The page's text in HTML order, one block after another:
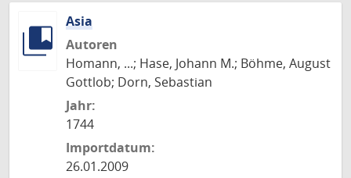
Asia
Autoren
Homann, ...; Hase, Johann M.; Böhme, August
Gottlob; Dorn, Sebastian
Jahr:
1744
Importdatum:
26.01.2009